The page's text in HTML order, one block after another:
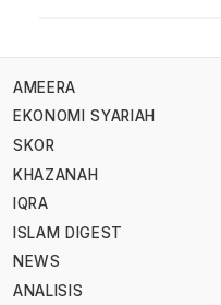
AMEERA
EKONOMI SYARIAH
SKOR
KHAZANAH
IQRA
ISLAM DIGEST
NEWS
ANALISIS